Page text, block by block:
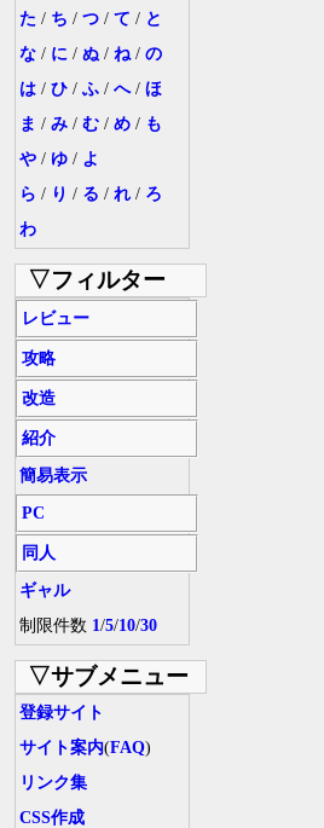
た / ち / つ / て / と
な / に / ぬ / ね / の
は / ひ / ふ / へ/ ほ
ま / み / む / め / も
や / ゆ / よ
ら / り / る / れ / ろ
わ
▽フィルター
レビュー
攻略
改造
紹介
簡易表示
PC
同人
ギャル
制限件数 1/5/10/30
▽サブメニュー
登録サイト
サイト案内(FAQ)
リンク集
CSS作成